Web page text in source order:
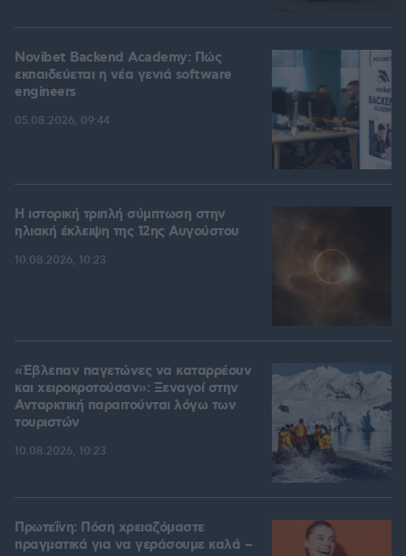
Novibet Backend Academy: Πώς
εκπαιδεύεται η νέα γενιά software
engineers
05.08.2026, 09:44
Η ιστορική τριπλή σύμπτωση στην
ηλιακή έκλειψη της 12ης Αυγούστου
10.08.2026, 10:23
«Έβλεπαν παγετώνες να καταρρέουν
και χειροκροτούσαν»: Ξεναγοί στην
Ανταρκτική παραιτούνται λόγω των
τουριστών
10.08.2026, 10:23
Πρωτεΐνη: Πόση χρειαζόμαστε
πραγματικά για να γεράσουμε καλά –